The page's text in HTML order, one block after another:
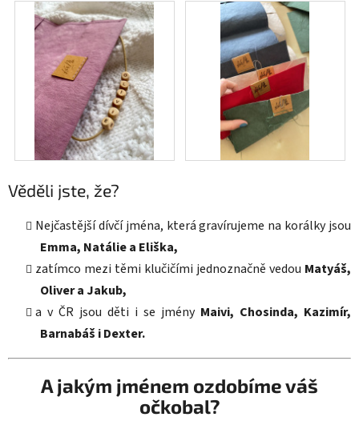
Věděli jste, že?
Nejčastější dívčí jména, která gravírujeme na korálky jsou
Emma, Natálie a Eliška,
zatímco mezi těmi klučičími jednoznačně vedou Matyáš,
Oliver a Jakub,
a v ČR jsou děti i se jmény Maivi, Chosinda, Kazimír,
Barnabáš i Dexter.
A jakým jménem ozdobíme váš
očkobal?